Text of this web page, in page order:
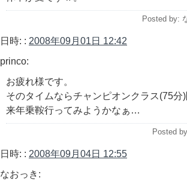
Posted by:
日時: : 2008年09月01日 12:42
princo:
お疲れ様です。
そのタイムならチャンピオンクラス(75分
来年乗鞍行ってみようかなぁ…
Posted
日時: : 2008年09月04日 12:55
なおっき: